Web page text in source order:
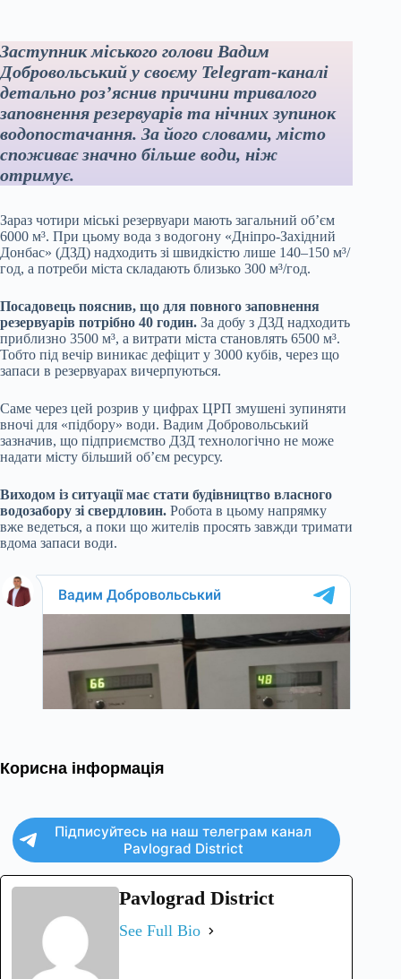
Заступник міського голови Вадим
Добровольський у своєму Telegram-каналі
детально роз’яснив причини тривалого
заповнення резервуарів та нічних зупинок
водопостачання. За його словами, місто
споживає значно більше води, ніж
отримує.
Зараз чотири міські резервуари мають загальний об’єм
6000 м³. При цьому вода з водогону «Дніпро-Західний
Донбас» (ДЗД) надходить зі швидкістю лише 140–150 м³/
год, а потреби міста складають близько 300 м³/год.
Посадовець пояснив, що для повного заповнення
резервуарів потрібно 40 годин. За добу з ДЗД надходить
приблизно 3500 м³, а витрати міста становлять 6500 м³.
Тобто під вечір виникає дефіцит у 3000 кубів, через що
запаси в резервуарах вичерпуються.
Саме через цей розрив у цифрах ЦРП змушені зупиняти
вночі для «підбору» води. Вадим Добровольський
зазначив, що підприємство ДЗД технологічно не може
надати місту більший об’єм ресурсу.
Виходом із ситуації має стати будівництво власного
водозабору зі свердловин. Робота в цьому напрямку
вже ведеться, а поки що жителів просять завжди тримати
вдома запаси води.
Корисна інформація
Підписуйтесь на наш телеграм канал
Pavlograd District
Pavlograd District
See Full Bio